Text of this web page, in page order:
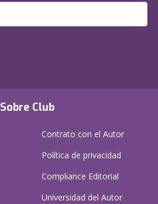
Sobre Club
Contrato con el Autor
Política de privacidad
Compliance Editorial
Universidad del Autor